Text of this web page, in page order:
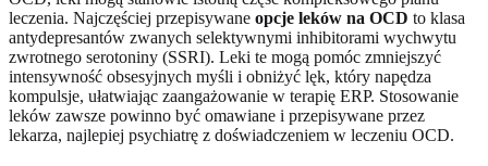
leczenia. Najczęściej przepisywane opcje leków na OCD to klasa
antydepresantów zwanych selektywnymi inhibitorami wychwytu
zwrotnego serotoniny (SSRI). Leki te mogą pomóc zmniejszyć
intensywność obsesyjnych myśli i obniżyć lęk, który napędza
kompulsje, ułatwiając zaangażowanie w terapię ERP. Stosowanie
leków zawsze powinno być omawiane i przepisywane przez
lekarza, najlepiej psychiatrę z doświadczeniem w leczeniu OCD.